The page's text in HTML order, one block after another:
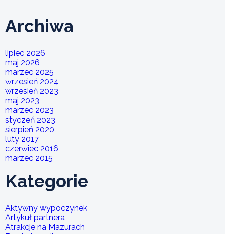
Archiwa
lipiec 2026
maj 2026
marzec 2025
wrzesień 2024
wrzesień 2023
maj 2023
marzec 2023
styczeń 2023
sierpień 2020
luty 2017
czerwiec 2016
marzec 2015
Kategorie
Aktywny wypoczynek
Artykuł partnera
Atrakcje na Mazurach